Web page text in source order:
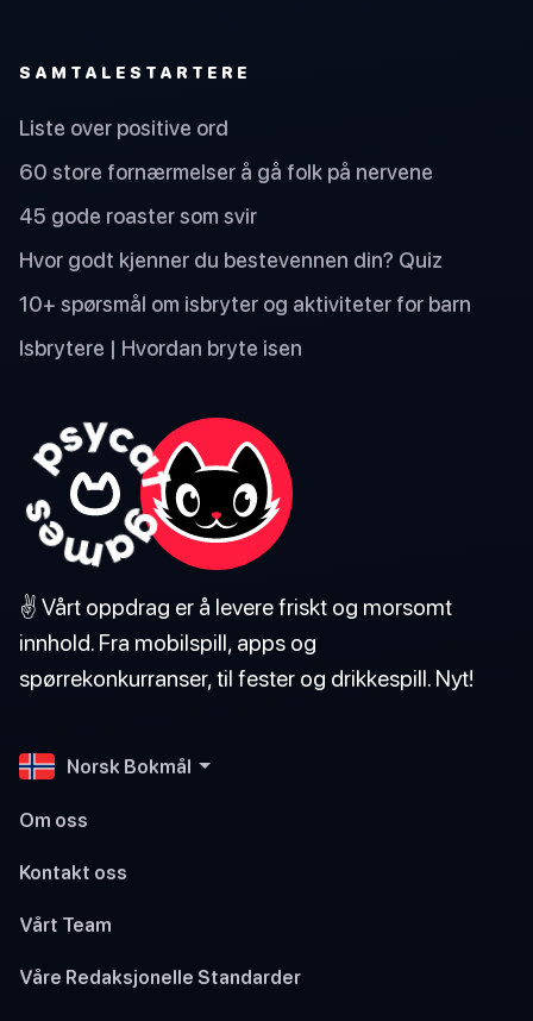
SAMTALESTARTERE
Liste over positive ord
60 store fornærmelser å gå folk på nervene
45 gode roaster som svir
Hvor godt kjenner du bestevennen din? Quiz
10+ spørsmål om isbryter og aktiviteter for barn
Isbrytere | Hvordan bryte isen
✌️ Vårt oppdrag er å levere friskt og morsomt
innhold. Fra mobilspill, apps og
spørrekonkurranser, til fester og drikkespill. Nyt!
Norsk Bokmål
Om oss
Kontakt oss
Vårt Team
Våre Redaksjonelle Standarder